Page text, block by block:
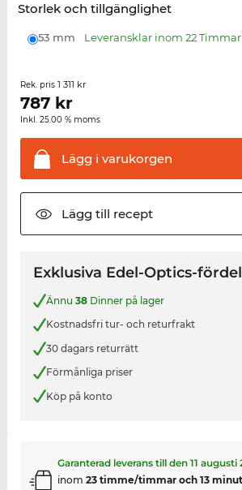
Storlek och tillgänglighet
53 mm Leveransklar inom 22 Timmar
Rek. pris 1 311 kr
787kr
Inkl. 25.00 % moms
Lägg i varukorgen
Lägg till recept
Exklusiva Edel-Optics-
Ännu 38Dinner på lager
Kostnadsfri tur- och returfrakt
30 dagars returrätt
Förmånliga priser
Köp på konto
Garanterad leverans till den 11 augusti
inom 23 timme/timmar och 13